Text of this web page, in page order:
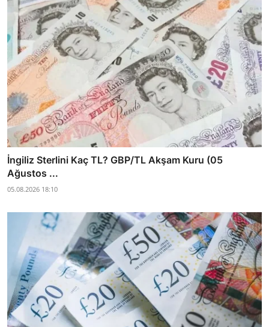
İngiliz Sterlini Kaç TL? GBP/TL Akşam Kuru (05
Ağustos ...
05.08.2026 18:10